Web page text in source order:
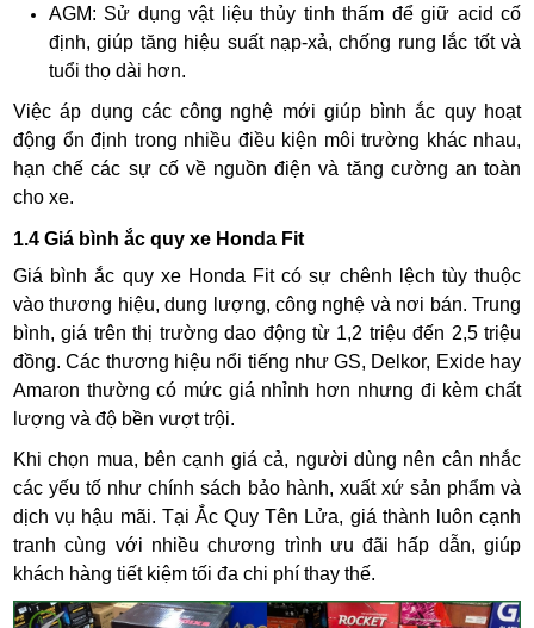
AGM: Sử dụng vật liệu thủy tinh thấm để giữ acid cố
định, giúp tăng hiệu suất nạp-xả, chống rung lắc tốt và
tuổi thọ dài hơn.
Việc áp dụng các công nghệ mới giúp bình ắc quy hoạt
động ổn định trong nhiều điều kiện môi trường khác nhau,
hạn chế các sự cố về nguồn điện và tăng cường an toàn
cho xe.
1.4 Giá bình ắc quy xe Honda Fit
Giá bình ắc quy xe Honda Fit có sự chênh lệch tùy thuộc
vào thương hiệu, dung lượng, công nghệ và nơi bán. Trung
bình, giá trên thị trường dao động từ 1,2 triệu đến 2,5 triệu
đồng. Các thương hiệu nổi tiếng như GS, Delkor, Exide hay
Amaron thường có mức giá nhỉnh hơn nhưng đi kèm chất
lượng và độ bền vượt trội.
Khi chọn mua, bên cạnh giá cả, người dùng nên cân nhắc
các yếu tố như chính sách bảo hành, xuất xứ sản phẩm và
dịch vụ hậu mãi. Tại Ắc Quy Tên Lửa, giá thành luôn cạnh
tranh cùng với nhiều chương trình ưu đãi hấp dẫn, giúp
khách hàng tiết kiệm tối đa chi phí thay thế.